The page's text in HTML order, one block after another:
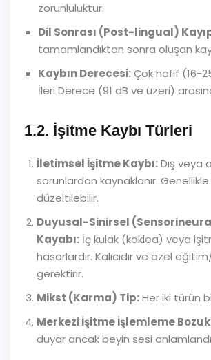
zorunluluktur.
Dil Sonrası (Post-lingual)
tamamlandıktan sonra oluşan
Kaybın Derecesi:Çok hafif (16-
İleri Derece (91 dB ve üzeri)
1.2. İşitme Kaybı Türleri
İletimsel İşitme Kaybı:Dış veya
sorunlardan kaynaklanır.
düzeltilebilir.
Duyusal-Sinirsel
Kayabı: İç kulak (koklea) veya
hasarlardır. Kalıcıdır ve özel
gerektirir.
Mikst (Karma) Tip:Her iki türün
Merkezi İşitme İşlemleme
duyar ancak beyin sesi